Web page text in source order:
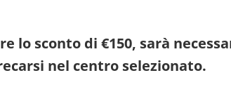
lo sconto di €150, sarà
nel centro selezionato.